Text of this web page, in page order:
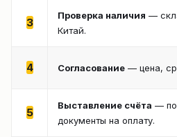
3
Проверка наличия —
Китай.
4 Согласование — цена,
5
Выставление счёта —
документы на оплату.